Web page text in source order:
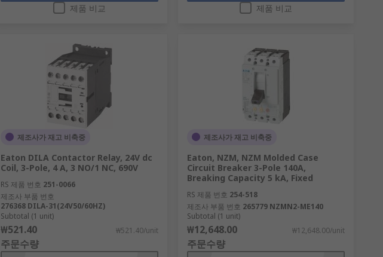
제품 비교 제품 비교
제조사가 재고 비축중
Eaton DILA Contactor Relay, 24V dc
Coil, 3-Pole, 4 A, 3 NO/1 NC, 690V
RS 제품 번호 251-0066
제조사 부품 번호
276368 DILA-31(24V50/60HZ)
Subtotal (1 unit)
₩521.40 ₩521.40/unit
주문수량
제조사가 재고 비축중
Eaton, NZM, NZM Molded Case
Circuit Breaker 3-Pole 140A,
Breaking Capacity 5 kA, Fixed
RS 제품 번호 254-518
제조사 부품 번호 265779 NZMN2-ME140
Subtotal (1 unit)
₩12,648.00 ₩12,648.00/unit
주문수량